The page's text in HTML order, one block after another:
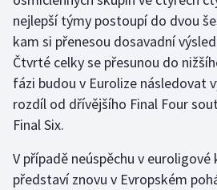
Short track
Sportovní střelba
Stolní tenis
Triatlon
Veslování
nejlepší týmy postoupí do dvou
kam si přenesou dosavadní
Čtvrté celky se přesunou do
fázi budou v Eurolize následovat
rozdíl od dřívějšího Final Four
Final Six.
V případě neúspěchu v
představí znovu v Evropském